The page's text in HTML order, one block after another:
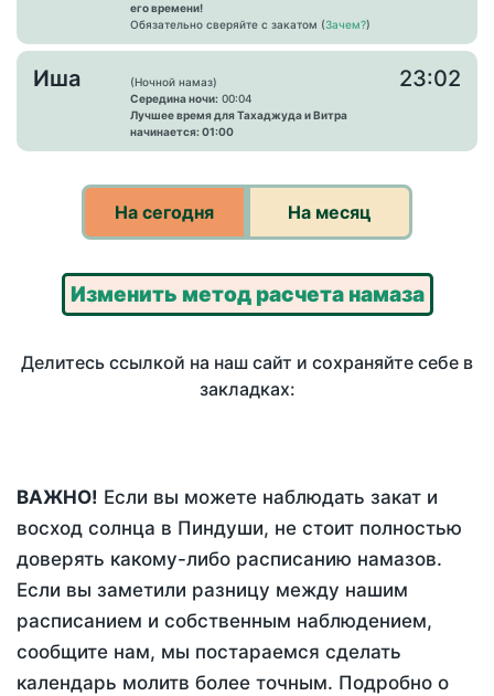
его времени!
Обязательно сверяйте с закатом (Зачем?)
Иша
(Ночной намаз)
Середина ночи: 00:04
Лучшее время для Тахаджуда и Витра
начинается: 01:00
23:02
На сегодня На месяц
Изменить метод расчета намаза
Делитесь ссылкой на наш сайт и сохраняйте себе в
закладках:
ВАЖНО! Если вы можете наблюдать закат и
восход солнца в Пиндуши, не стоит полностью
доверять какому-либо расписанию намазов.
Если вы заметили разницу между нашим
расписанием и собственным наблюдением,
сообщите нам, мы постараемся сделать
календарь молитв более точным. Подробно о